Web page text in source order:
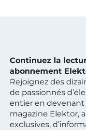
Continuez la
abonnement
Rejoignez des
de passionnés
entier en devenant
magazine Elektor,
exclusives,